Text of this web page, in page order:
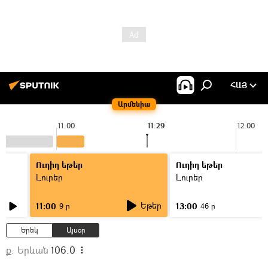
Արմենիա
ՀԱՅ
11:00 12:00
11:29
Ուղիղ եթեր
Լուրեր
11:00 9 ր Եթեր
Ուղիղ եթեր
Լուրեր
13:00 46 ր
Երեկ Այսօր
ք. Երևան 106.0